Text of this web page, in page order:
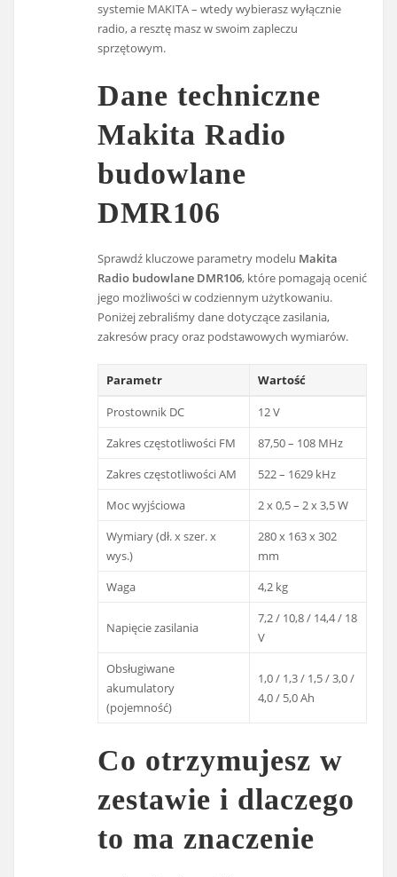
systemie MAKITA – wtedy wybierasz wyłącznie
radio, a resztę masz w swoim zapleczu
sprzętowym.
Dane techniczne
Makita Radio
budowlane
DMR106
Sprawdź kluczowe parametry modelu Makita
Radio budowlane DMR106, które pomagają ocenić
jego możliwości w codziennym użytkowaniu.
Poniżej zebraliśmy dane dotyczące zasilania,
zakresów pracy oraz podstawowych wymiarów.
Parametr
Wartość
Prostownik DC
12 V
Zakres częstotliwości FM
87,50 – 108 MHz
Zakres częstotliwości AM
522 – 1629 kHz
Moc wyjściowa
2 x 0,5 – 2 x 3,5 W
Wymiary (dł. x szer. x
wys.)
280 x 163 x 302
mm
Waga
4,2 kg
Napięcie zasilania
7,2 / 10,8 / 14,4 / 18
V
Obsługiwane
akumulatory
(pojemność)
1,0 / 1,3 / 1,5 / 3,0 /
4,0 / 5,0 Ah
Co otrzymujesz w
zestawie i dlaczego
to ma znaczenie